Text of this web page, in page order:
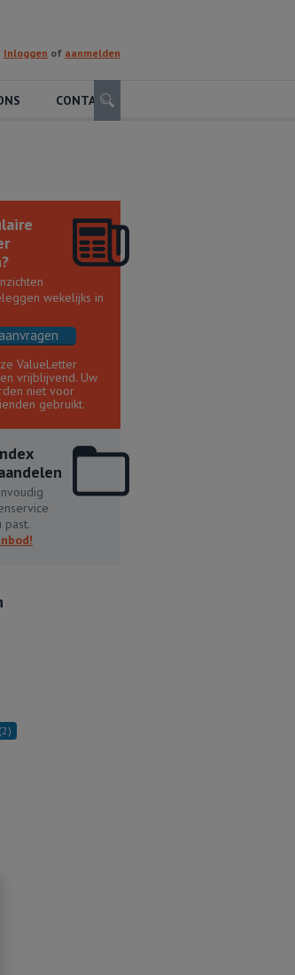
Inloggen of aanmelden
CONTACT
Zoeken
wekelijks in
ValueLetter
vrijblijvend. Uw
niet voor
gebruikt.
past.
(2)